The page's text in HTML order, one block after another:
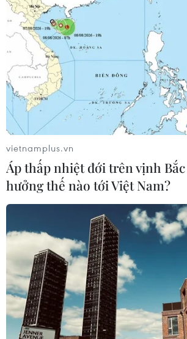
Bên cạnh ý nghĩa về "tìm kiếm sự may mắn
dân tại đây cũng muốn sắm cho mình
rộn chưa kịp sắm sửa. (Ảnh: Minh
vietnamplus.vn
Áp thấp nhiệt đới trên vịnh Bắc
hưởng thế nào tới Việt Nam?